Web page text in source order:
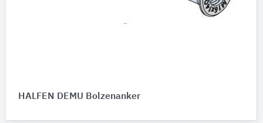
HALFEN DEMU Bolzenanker